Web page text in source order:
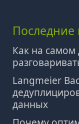
Последние
Как на самом
Langmeier
данных